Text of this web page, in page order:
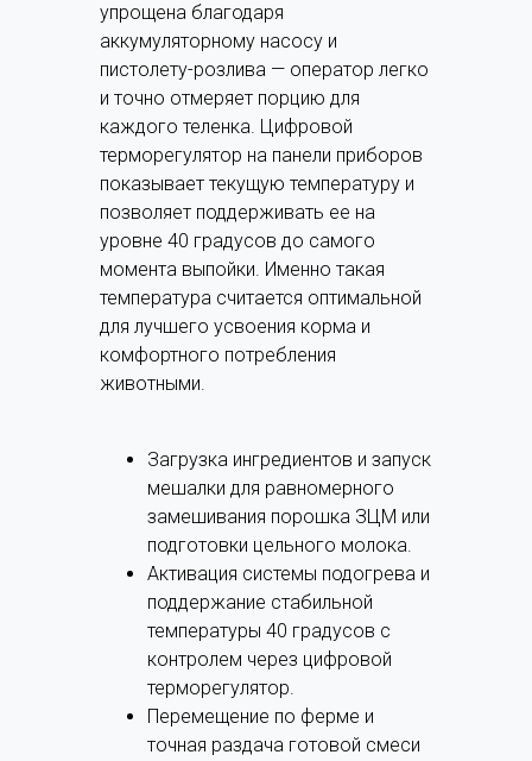
упрощена благодаря
аккумуляторному насосу и
пистолету-розлива — оператор легко
и точно отмеряет порцию для
каждого теленка. Цифровой
терморегулятор на панели приборов
показывает текущую температуру и
позволяет поддерживать ее на
уровне 40 градусов до самого
момента выпойки. Именно такая
температура считается оптимальной
для лучшего усвоения корма и
комфортного потребления
животными.
Загрузка ингредиентов и запуск
мешалки для равномерного
замешивания порошка ЗЦМ или
подготовки цельного молока.
Активация системы подогрева и
поддержание стабильной
температуры 40 градусов с
контролем через цифровой
терморегулятор.
Перемещение по ферме и
точная раздача готовой смеси